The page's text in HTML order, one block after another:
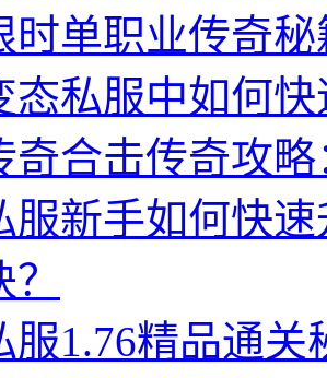
时单职业传奇
态私服中如何
奇合击传奇攻
服新手如何快
服1.76精品通